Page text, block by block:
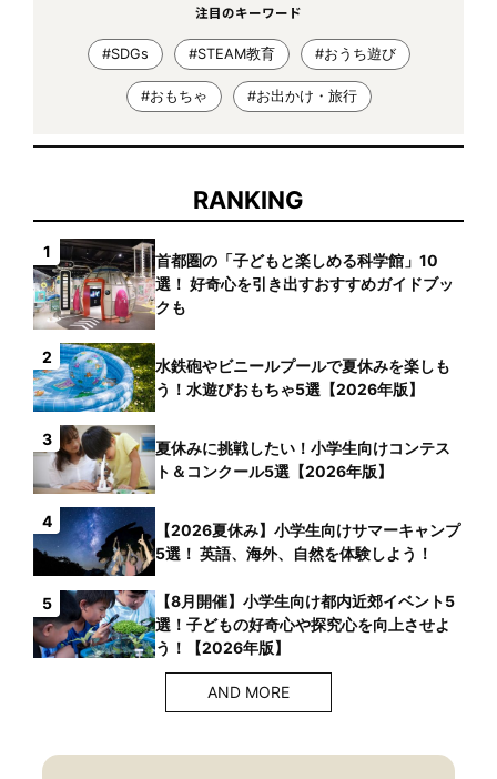
注目のキーワード
#SDGs #STEAM教育 #おうち遊び
#おもちゃ #お出かけ・旅行
RANKING
1
首都圏の「子どもと楽しめる科学館」10
選！ 好奇心を引き出すおすすめガイドブッ
クも
2
水鉄砲やビニールプールで夏休みを楽しも
う！水遊びおもちゃ5選【2026年版】
3
夏休みに挑戦したい！小学生向けコンテス
ト＆コンクール5選【2026年版】
4
【2026夏休み】小学生向けサマーキャンプ
5選！ 英語、海外、自然を体験しよう！
5
【8月開催】小学生向け都内近郊イベント5
選！子どもの好奇心や探究心を向上させよ
う！【2026年版】
AND MORE